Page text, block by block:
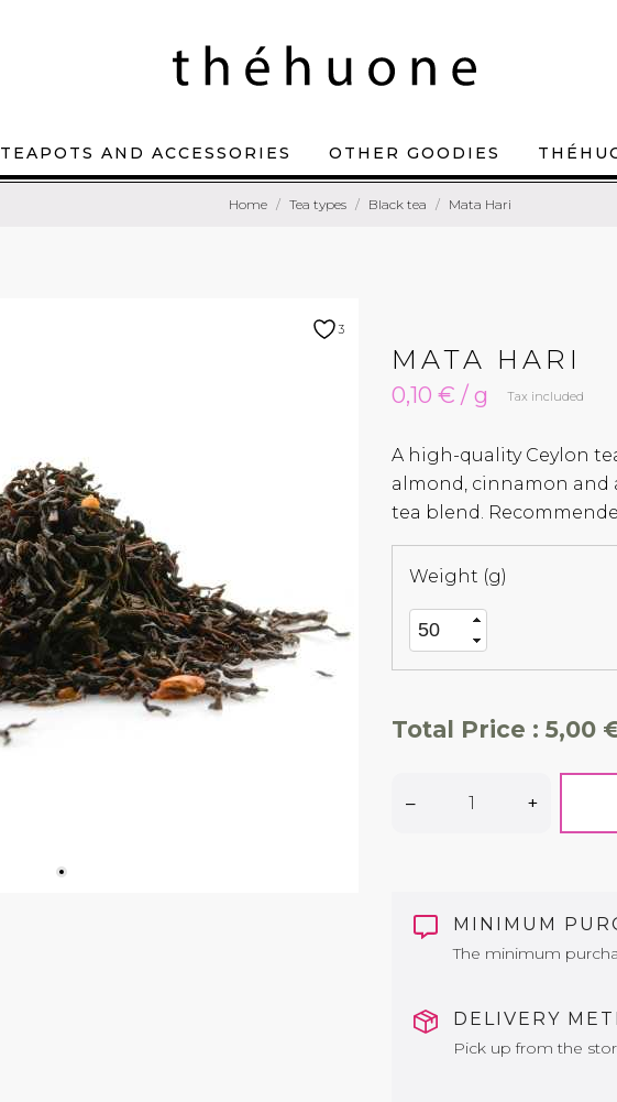
TEAPOTS AND ACCESSORIES OTHER GOODIES
Home Tea types Black tea Mata Hari
3
MATA HARI
0,10 € / g Tax included
A high-quality Ceylon
almond, cinnamon and
tea blend.
Weight (g)
Total Price : 5,00
– +
MINIMUM
The minimum
DELIVERY
Pick up from the